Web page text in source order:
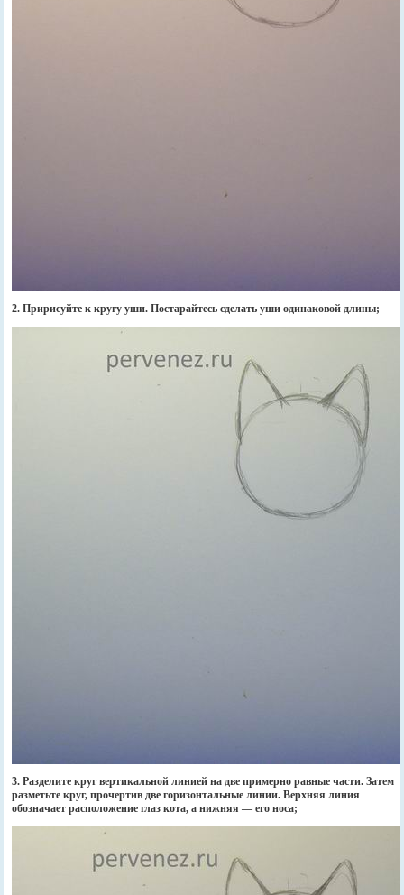
2. Пририсуйте к кругу уши. Постарайтесь сделать уши одинаковой длины;
3. Разделите круг вертикальной линией на две примерно равные части. Затем
разметьте круг, прочертив две горизонтальные линии. Верхняя линия
обозначает расположение глаз кота, а нижняя — его носа;